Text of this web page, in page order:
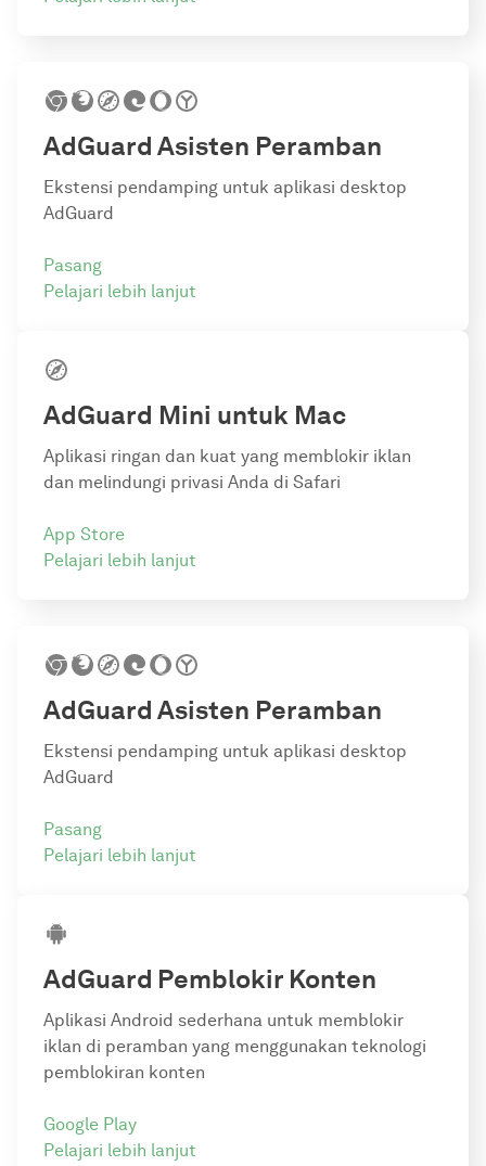
AdGuard Asisten Peramban
Ekstensi pendamping untuk aplikasi desktop
AdGuard
Pelajari lebih lanjut
Pasang
AdGuard Mini untuk Mac
Aplikasi ringan dan kuat yang memblokir iklan
dan melindungi privasi Anda di Safari
Pelajari lebih lanjut
App Store
AdGuard Asisten Peramban
Ekstensi pendamping untuk aplikasi desktop
AdGuard
Pelajari lebih lanjut
Pasang
AdGuard Pemblokir Konten
Aplikasi Android sederhana untuk memblokir
iklan di peramban yang menggunakan teknologi
pemblokiran konten
Pelajari lebih lanjut
Google Play